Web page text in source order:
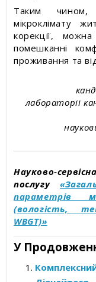
Таким чином,
мікроклімату
корекції,
помешканні
проживання та
лабораторії
Науково-
послугу
параметрів
(вологість,
WBGT)»
У